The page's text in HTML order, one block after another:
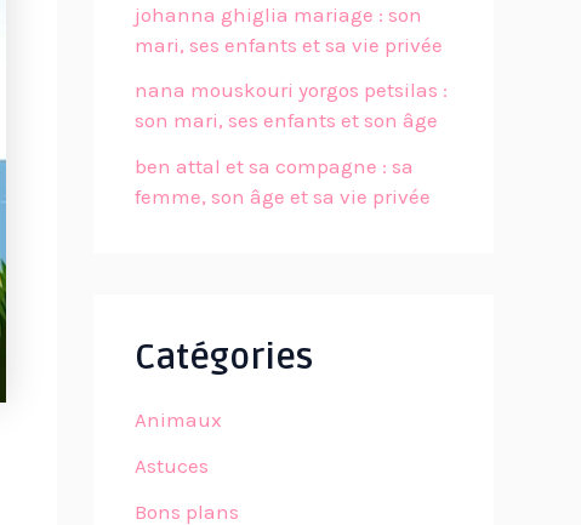
johanna ghiglia mariage : son
mari, ses enfants et sa vie privée
nana mouskouri yorgos petsilas :
son mari, ses enfants et son âge
ben attal et sa compagne : sa
femme, son âge et sa vie privée
Catégories
Animaux
Astuces
Bons plans